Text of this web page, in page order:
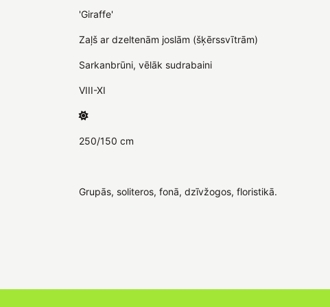
'Giraffe'
Zaļš ar dzeltenām joslām (šķērssvītrām)
Sarkanbrūni, vēlāk sudrabaini
VIII-XI
250/150 cm
Grupās, soliteros, fonā, dzīvžogos, floristikā.